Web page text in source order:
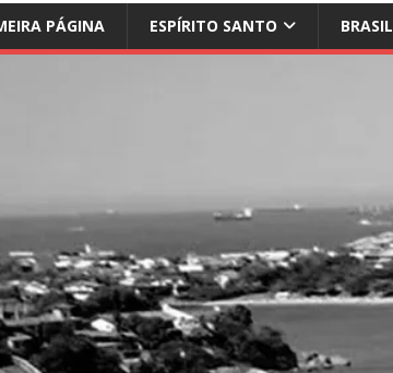
PÁGINA ESPÍRITO SANTO BRASIL